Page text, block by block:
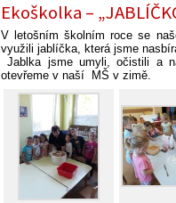
Ekoškolka –
V letošním školním roce se
využili jablíčka, která jsme
Jablka jsme umyli, očistili a
otevřeme v naší MŠ v zimě.